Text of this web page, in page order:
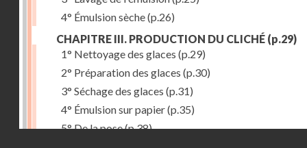
4° Émulsion sèche(p.26)
CHAPITRE III. PRODUCTION DU CLICHÉ (p.29)
1° Nettoyage des glaces (p.29)
2° Préparation des glaces (p.30)
3° Séchage des glaces (p.31)
4° Émulsion sur papier(p.35)
5° De la pose(p.38)